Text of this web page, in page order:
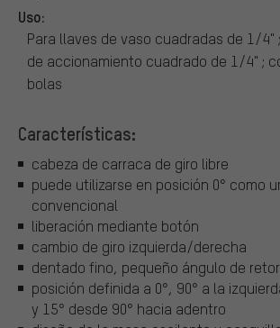
Uso:
Para llaves de vaso cuadradas de 1/4"
de accionamiento cuadrado de 1/4" ;
bolas
Características:
cabeza de carraca de giro libre
puede utilizarse en posición 0° como
convencional
liberación mediante botón
cambio de giro izquierda/derecha
dentado fino, pequeño ángulo de
posición definida a 0°, 90° a la
y 15° desde 90° hacia adentro